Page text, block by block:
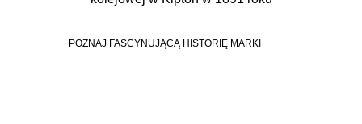
POZNAJ FASCYNUJĄCĄ HISTORIĘ MARKI